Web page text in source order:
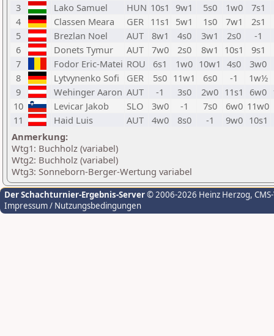
3
Lako Samuel HUN 10s1 9w1 5s0 1w0
7s1
4
Classen Meara GER 11s1 5w1 1s0 7w1
2s1
5
Brezlan Noel AUT 8w1 4s0 3w1 2s0
-1
6
Donets Tymur AUT 7w0 2s0 8w1 10s1
9s1
7
Fodor Eric-Matei ROU 6s1 1w0 10w1 4s0
3w0
8
Lytvynenko Sofi GER 5s0 11w1 6s0 -1
1w½
9
Wehinger Aaron AUT -1 3s0 2w0 11s1 6w0
10
Levicar Jakob SLO 3w0 -1 7s0 6w0 11w0
11
Haid Luis AUT 4w0 8s0 -1 9w0 10s1
Anmerkung:
Wtg1: Buchholz (variabel)
Wtg2: Buchholz (variabel)
Wtg3: Sonneborn-Berger-Wertung variabel
Der Schachturnier-Ergebnis-Server© 2006-2026 Heinz Herzog,
Impressum / Nutzungsbedingungen